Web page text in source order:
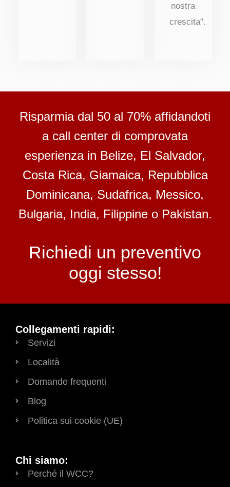
nostra
crescita".
Risparmia dal 50 al 70% affidandoti
a call center di comprovata
esperienza in Belize, El Salvador,
Costa Rica, Giamaica, Repubblica
Dominicana, Sudafrica, Messico,
Bulgaria, India, Filippine o Pakistan.
Richiedi un preventivo
oggi stesso!
Collegamenti rapidi:
Servizi
Località
Domande frequenti
Blog
Politica sui cookie (UE)
Chi siamo:
Perché il WCC?